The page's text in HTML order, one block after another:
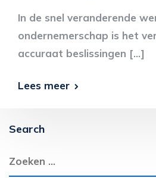
In de snel veranderende
ondernemerschap is het
accuraat beslissingen […]
Lees meer
Search